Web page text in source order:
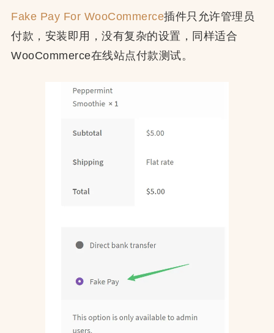
Fake Pay For WooCommerce插件只允许管理员
付款，安装即用，没有复杂的设置，同样适合
WooCommerce在线站点付款测试。